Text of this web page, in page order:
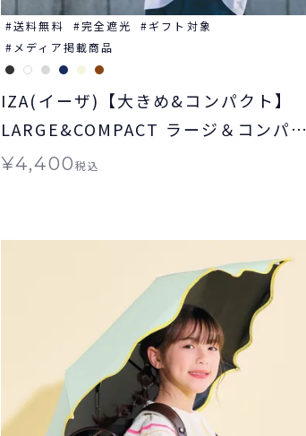
送料無料 完全遮光
ギフト対象
メディア掲載商品
IZA(イーザ)【大きめ&コンパクト】
LARGE&COMPACT ラージ＆コンパク
ト日傘 折りたたみ 送料無料 ギフト対
¥4,400税込